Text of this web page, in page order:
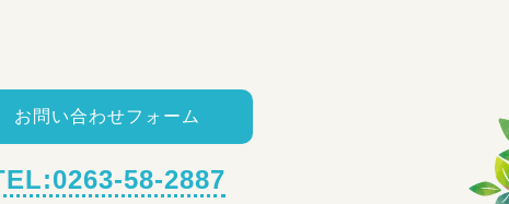
お問い合わせフォーム
58-2887